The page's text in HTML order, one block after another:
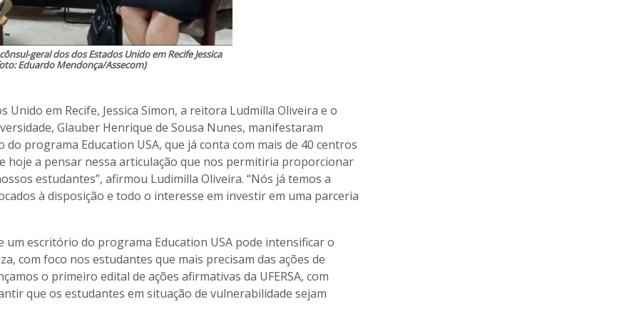
geral dos dos Estados Unido em Recife Jessica
Eduardo Mendonça/Assecom)
em Recife, Jessica Simon, a reitora Ludmilla Oliveira e o
Glauber Henrique de Sousa Nunes, manifestaram
programa Education USA, que já conta com mais de 40 centros
hoje a pensar nessa articulação que nos permitiria proporcionar
estudantes”, afirmou Ludimilla Oliveira. “Nós já temos a
à disposição e todo o interesse em investir em uma parceria
escritório do programa Education USA pode intensificar o
com foco nos estudantes que mais precisam das ações de
o primeiro edital de ações afirmativas da UFERSA, com
que os estudantes em situação de vulnerabilidade sejam